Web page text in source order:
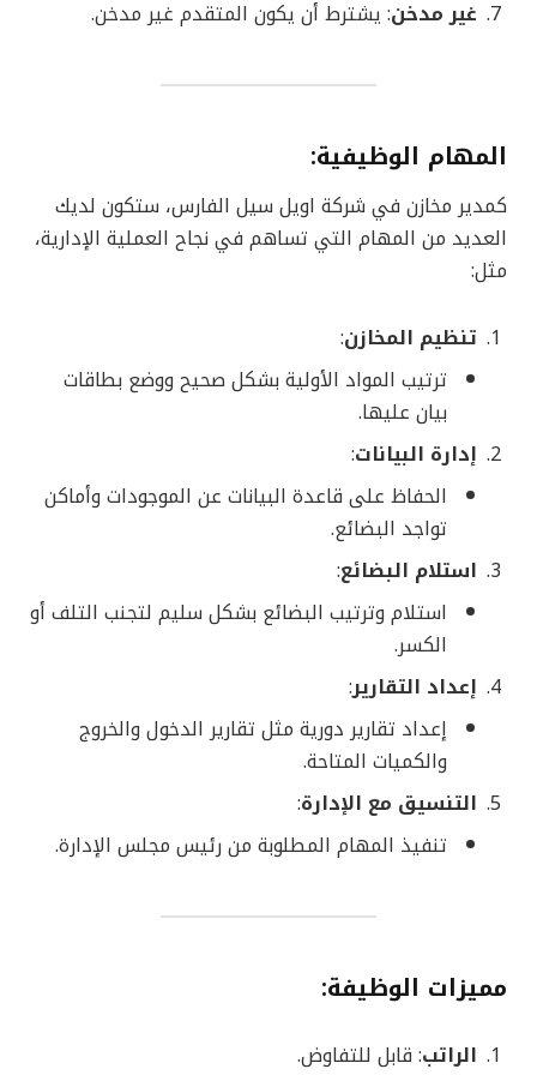
غير مدخن: يشترط أن يكون المتقدم غير مدخن.
المهام الوظيفية:
كمدير مخازن في شركة اويل سيل الفارس، ستكون لديك
العديد من المهام التي تساهم في نجاح العملية الإدارية،
مثل:
تنظيم المخازن:
ترتيب المواد الأولية بشكل صحيح ووضع بطاقات
بيان عليها.
إدارة البيانات:
الحفاظ على قاعدة البيانات عن الموجودات وأماكن
تواجد البضائع.
استلام البضائع:
استلام وترتيب البضائع بشكل سليم لتجنب التلف أو
الكسر.
إعداد التقارير:
إعداد تقارير دورية مثل تقارير الدخول والخروج
والكميات المتاحة.
التنسيق مع الإدارة:
تنفيذ المهام المطلوبة من رئيس مجلس الإدارة.
مميزات الوظيفة:
الراتب: قابل للتفاوض.